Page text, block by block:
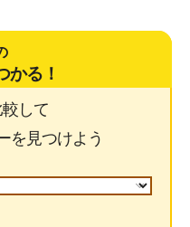
かる！
して
を見つけよう